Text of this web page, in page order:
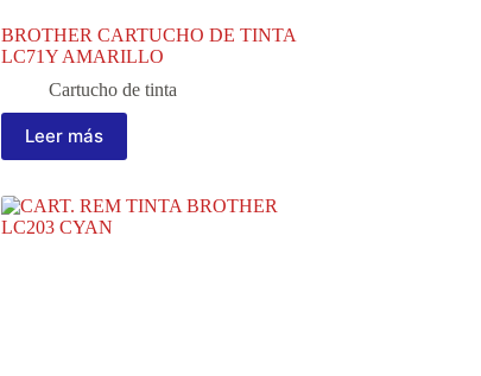
BROTHER CARTUCHO DE TINTA
LC71Y AMARILLO
Cartucho de tinta
Leer más